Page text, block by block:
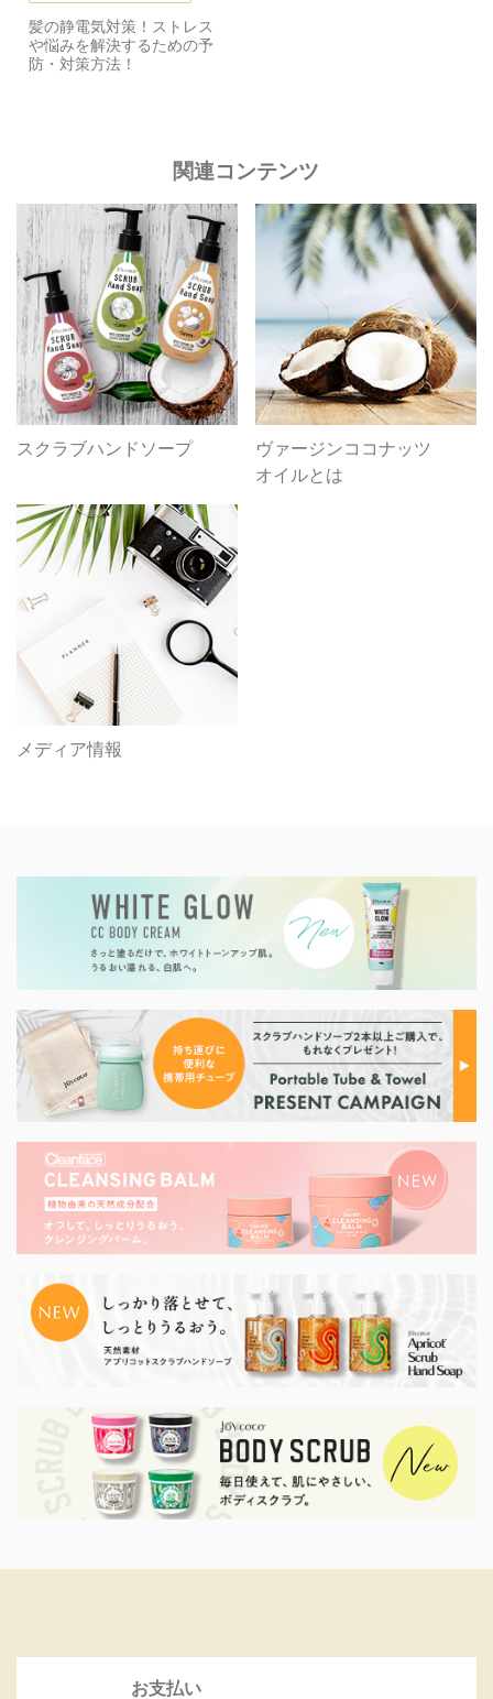
髪の静電気対策！ストレス
や悩みを解決するための予
防・対策方法！
関連コンテンツ
スクラブハンドソープ
ヴァージンココナッツ
オイルとは
メディア情報
お支払い